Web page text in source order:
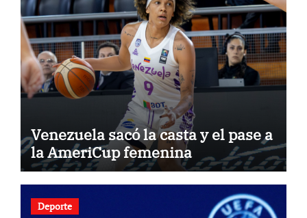
Venezuela sacó la casta y el pase a
la AmeriCup femenina
Deporte